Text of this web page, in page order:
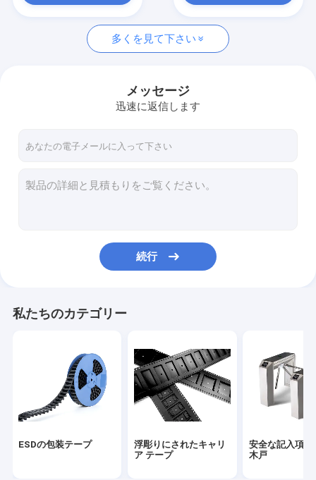
ESDの包装テープ
安全な記入項目の回転木戸
クリーンルームの付属品
ESDのプラスチック皿
反静的な付属品
多くを見て下さい
メッセージ
迅速に返信します
続行
私たちのカテゴリー
ESDの包装テープ
浮彫りにされたキャリ
ア テープ
安全な記入項目
木戸